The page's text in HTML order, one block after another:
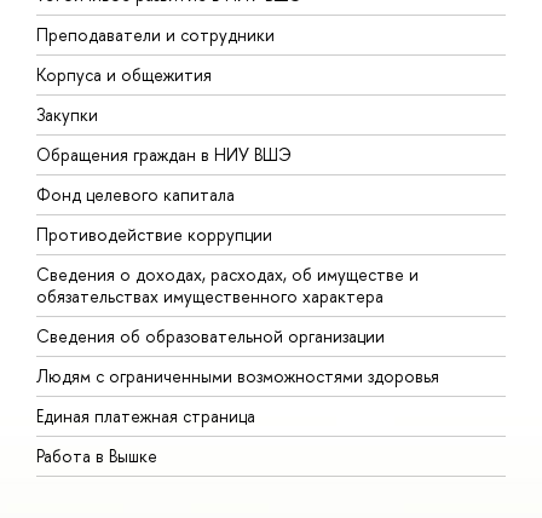
Преподаватели и сотрудники
Корпуса и общежития
Закупки
Обращения граждан в НИУ ВШЭ
Фонд целевого капитала
Противодействие коррупции
Сведения о доходах, расходах, об имуществе и
обязательствах имущественного характера
Сведения об образовательной организации
Людям с ограниченными возможностями здоровья
Единая платежная страница
Работа в Вышке